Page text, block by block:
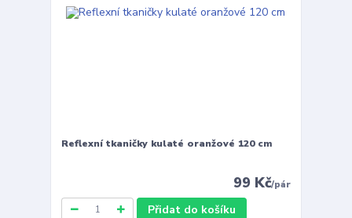
Reflexní tkaničky kulaté oranžové 120 cm
99 Kč/pár
Přidat do košíku